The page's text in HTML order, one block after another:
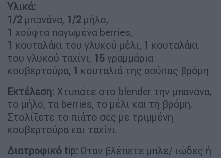
Υλικά:
1/2 μπανάνα, 1/2 μήλο,
1 χούφτα παγωμένα berries,
1 κουταλάκι του γλυκού μέλι, 1 κουταλάκι
του γλυκού ταχίνι, 15 γραμμάρια
κουβερτούρα, 1 κουταλιά της σούπας βρόμη
Εκτέλεση: Χτυπάτε στο blender την μπανάνα,
το μήλο, τα berries, το μέλι και τη βρόμη.
Στολίζετε το πιάτο σας με τριμμένη
κουβερτούρα και ταχίνι.
∆ιατροφικό tip: Οταν βλέπετε μπλε/ ιώδες ή